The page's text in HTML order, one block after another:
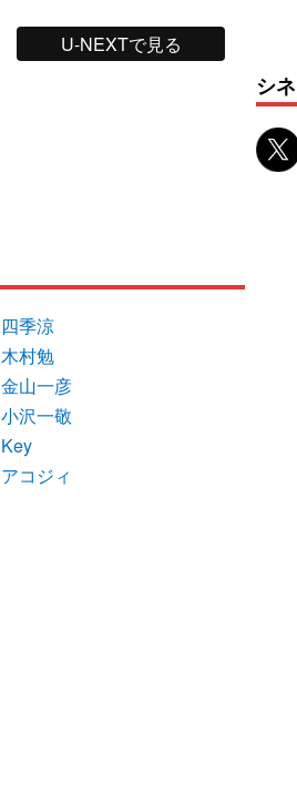
U-NEXTで見る
四季涼
木村勉
金山一彦
小沢一敬
Key
アコジィ
シ